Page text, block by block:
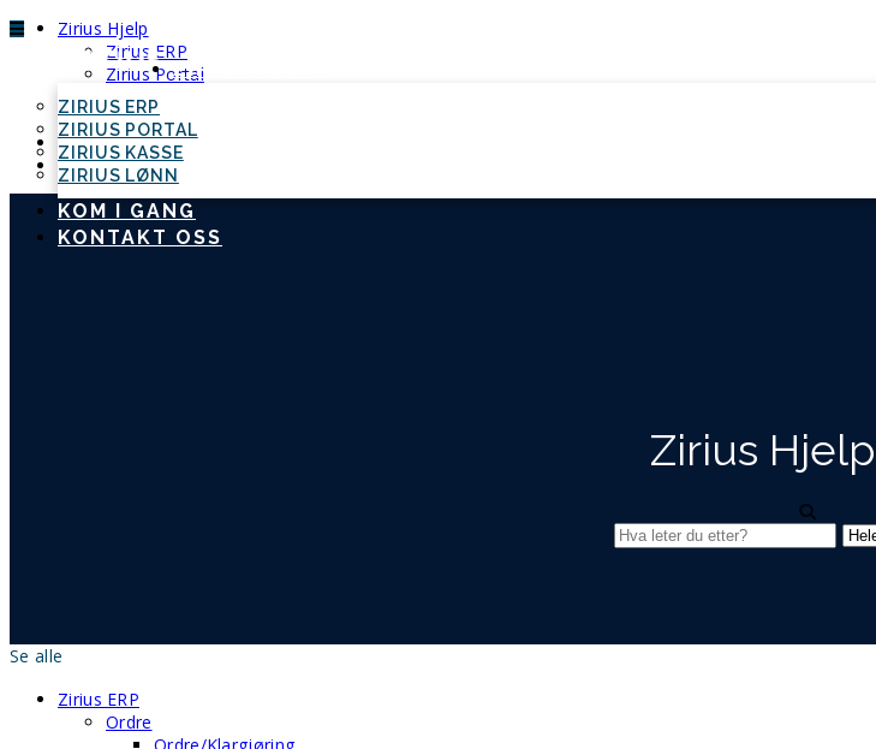
ZIRIUS HJELP
ZIRIUS ERP
ZIRIUS PORTAL
ZIRIUS KASSE
ZIRIUS LØNN
KOM I GANG
KONTAKT OSS
Zirius Hjelp
Zirius ERP
Zirius Portal
Zirius Kasse
Zirius Lønn
Kom i gang
Kontakt oss
Zirius
Se alle
Zirius ERP
Ordre